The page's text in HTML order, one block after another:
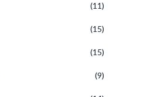
(11)
(15)
(15)
(9)